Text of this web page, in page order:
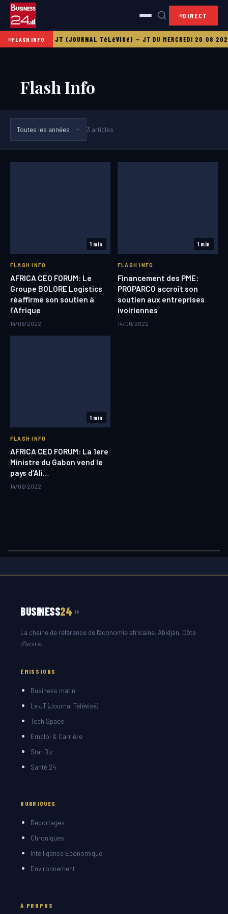
DIRECT
FLASH INFO
21 08 2025LE JT (JOURNAL TéLéVISé)—JT DU MERCREDI 20 08 2025
Flash Info
3 articles
1 min
FLASH INFO
AFRICA CEO FORUM: Le
Groupe BOLORE Logistics
réaffirme son soutien à
l’Afrique
14/06/2022
1 min
FLASH INFO
Financement des PME:
PROPARCO accroît son
soutien aux entreprises
ivoiriennes
14/06/2022
1 min
FLASH INFO
AFRICA CEO FORUM: La 1ere
Ministre du Gabon vend le
pays d’Ali…
14/06/2022
BUSINESS24 TV
La chaîne de référence de l'économie africaine. Abidjan, Côte
d'Ivoire.
ÉMISSIONS
Business matin
Le JT (Journal Télévisé)
Tech Space
Emploi & Carrière
Star Biz
Santé 24
RUBRIQUES
Reportages
Chroniques
Intelligence Économique
Environnement
À PROPOS